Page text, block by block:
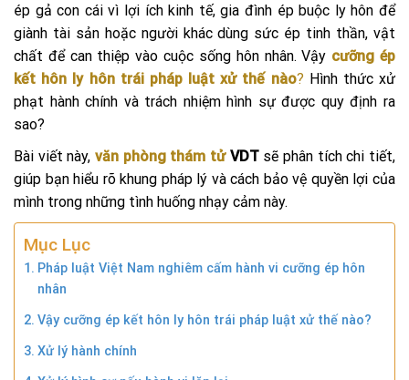
ép gả con cái vì lợi ích kinh tế, gia đình ép buộc ly hôn để
giành tài sản hoặc người khác dùng sức ép tinh thần, vật
chất để can thiệp vào cuộc sống hôn nhân. Vậy cưỡng ép
kết hôn ly hôn trái pháp luật xử thế nào? Hình thức xử
phạt hành chính và trách nhiệm hình sự được quy định ra
sao?
Bài viết này, văn phòng thám tửVDTsẽ phân tích chi tiết,
giúp bạn hiểu rõ khung pháp lý và cách bảo vệ quyền lợi của
mình trong những tình huống nhạy cảm này.
Mục Lục
Pháp luật Việt Nam nghiêm cấm hành vi cưỡng ép hôn
nhân
Vậy cưỡng ép kết hôn ly hôn trái pháp luật xử thế nào?
Xử lý hành chính